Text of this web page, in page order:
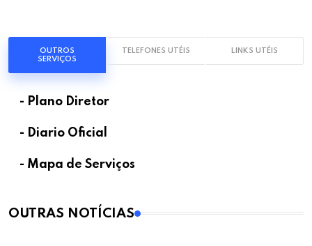
OUTROS
SERVIÇOS
TELEFONES UTÉIS LINKS UTÉIS
- Plano Diretor
- Diario Oficial
- Mapa de Serviços
OUTRAS NOTÍCIAS